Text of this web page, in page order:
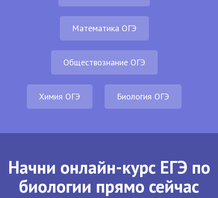
Математика ОГЭ
Обществознание ОГЭ
Химия ОГЭ Биология ОГЭ
Начни онлайн-курс ЕГЭ по
биологии прямо сейчас